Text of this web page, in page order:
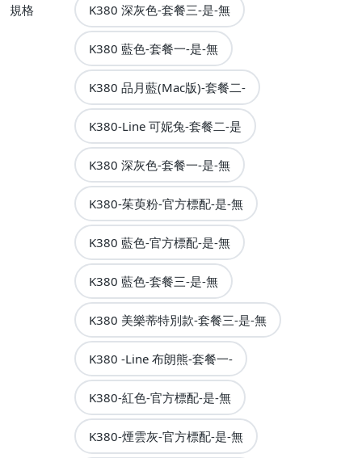
規格 K380 深灰色-套餐三-是-無
K380 藍色-套餐一-是-無
K380 品月藍(Mac版)-套餐二-
K380-Line 可妮兔-套餐二-是
K380 深灰色-套餐一-是-無
K380-茱萸粉-官方標配-是-無
K380 藍色-官方標配-是-無
K380 藍色-套餐三-是-無
K380 美樂蒂特別款-套餐三-是-無
K380 -Line 布朗熊-套餐一-
K380-紅色-官方標配-是-無
K380-煙雲灰-官方標配-是-無